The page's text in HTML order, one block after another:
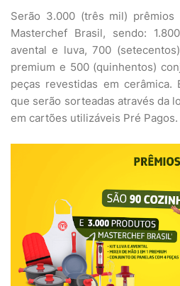
Serão 3.000 (três mil) prêmios
Masterchef Brasil, sendo:
avental e luva, 700
premium e 500 (quinhentos)
peças revestidas em cerâmica.
que serão sorteadas através da
em cartões utilizáveis Pré Pagos.